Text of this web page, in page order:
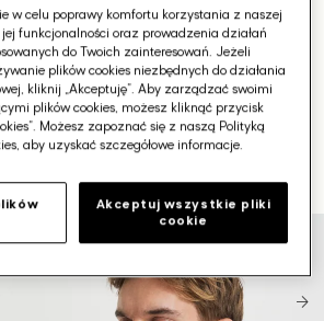
Otwórz
w celu poprawy komfortu korzystania z naszej
funkcjonalności oraz prowadzenia działań
do Twoich zainteresowań. Jeżeli
plików cookies niezbędnych do działania
kliknij „Akceptuję”. Aby zarządzać swoimi
plików cookies, możesz kliknąć przycisk
Możesz zapoznać się z naszą Polityką
aby uzyskać szczegółowe informacje.
Akceptuj wszystkie pliki
cookie